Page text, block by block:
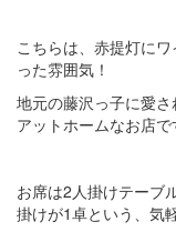
こちらは、赤提灯に
った雰囲気！
地元の藤沢っ子に愛
アットホームなお店で
お席は2人掛けテーブ
掛けが1卓という、気